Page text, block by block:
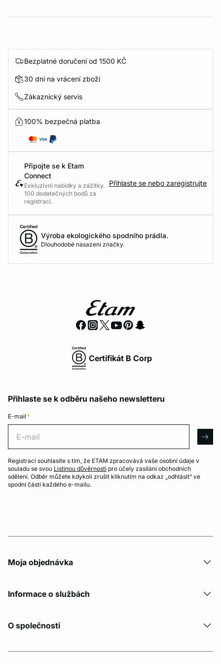
Bezplatné doručení od 1500 KČ
30 dní na vrácení zboží
Zákaznický servis
100% bezpečná platba
Připojte se k Etam
Connect
Exkluzivní nabídky a zážitky.
100 dodatečných bodů za
registraci.
Přihlaste se nebo zaregistrujte
Výroba ekologického spodního prádla.
Dlouhodobé nasazení značky.
Certifikát B Corp
Přihlaste se k odběru našeho newsletteru
E-mail *
Registrací souhlasíte s tím, že ETAM zpracovává vaše osobní údaje v
souladu se svou Listinou důvěrnosti pro účely zasílání obchodních
sdělení. Odběr můžete kdykoli zrušit kliknutím na odkaz „odhlásit“ ve
spodní části každého e-mailu.
Moja objednávka
Informace o službách
O společnosti